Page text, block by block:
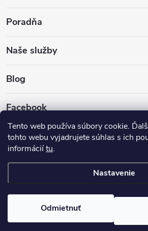
Tento web používa súbory cookie.
tohto webu vyjadrujete súhlas s ich
informáciítu.
Nastavenie
Odmietnuť
Poradňa
Naše služby
Blog
Facebook
Hokejovekorcule.sk.